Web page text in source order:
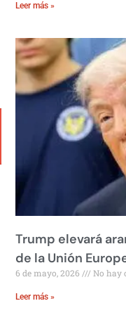
Leer más »
Trump elevará
de la Unión
6 de mayo, 2026 No hay
Leer más »